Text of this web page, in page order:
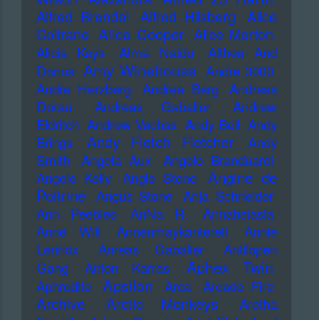
Alfred Brendel Alfred Hilsberg
Alice
Coltrane Alice Cooper Alice Merton
Alicia Keys Alma Naidu
Althea And
Donna Amy Winehouse Andre 3000
Andre Herzberg
Andrea Berg
Andreas
Dorau
Andreas Gabalier
Andrew
Eldritch Andrew Vachss Andy Bell Andy
Brings
Andy Fletch Fletcher
Andy
Smith
Angela Aux
Angelo Branduardi
Angelo Kelly
Angie Stone
Angine de
Poitrine Angus Stone Anja Schneider
Ann Peebles
AnNa R.
Annahstasia
Anne Will
Annenmaykantereit
Annie
Lennox
Anreas Gabalier
Antilopen
Gang
Anton Karras Aphex Twin
Aphrodite Apsilon Arca Arcade Fire
Archive Arctic Monkeys
Aretha